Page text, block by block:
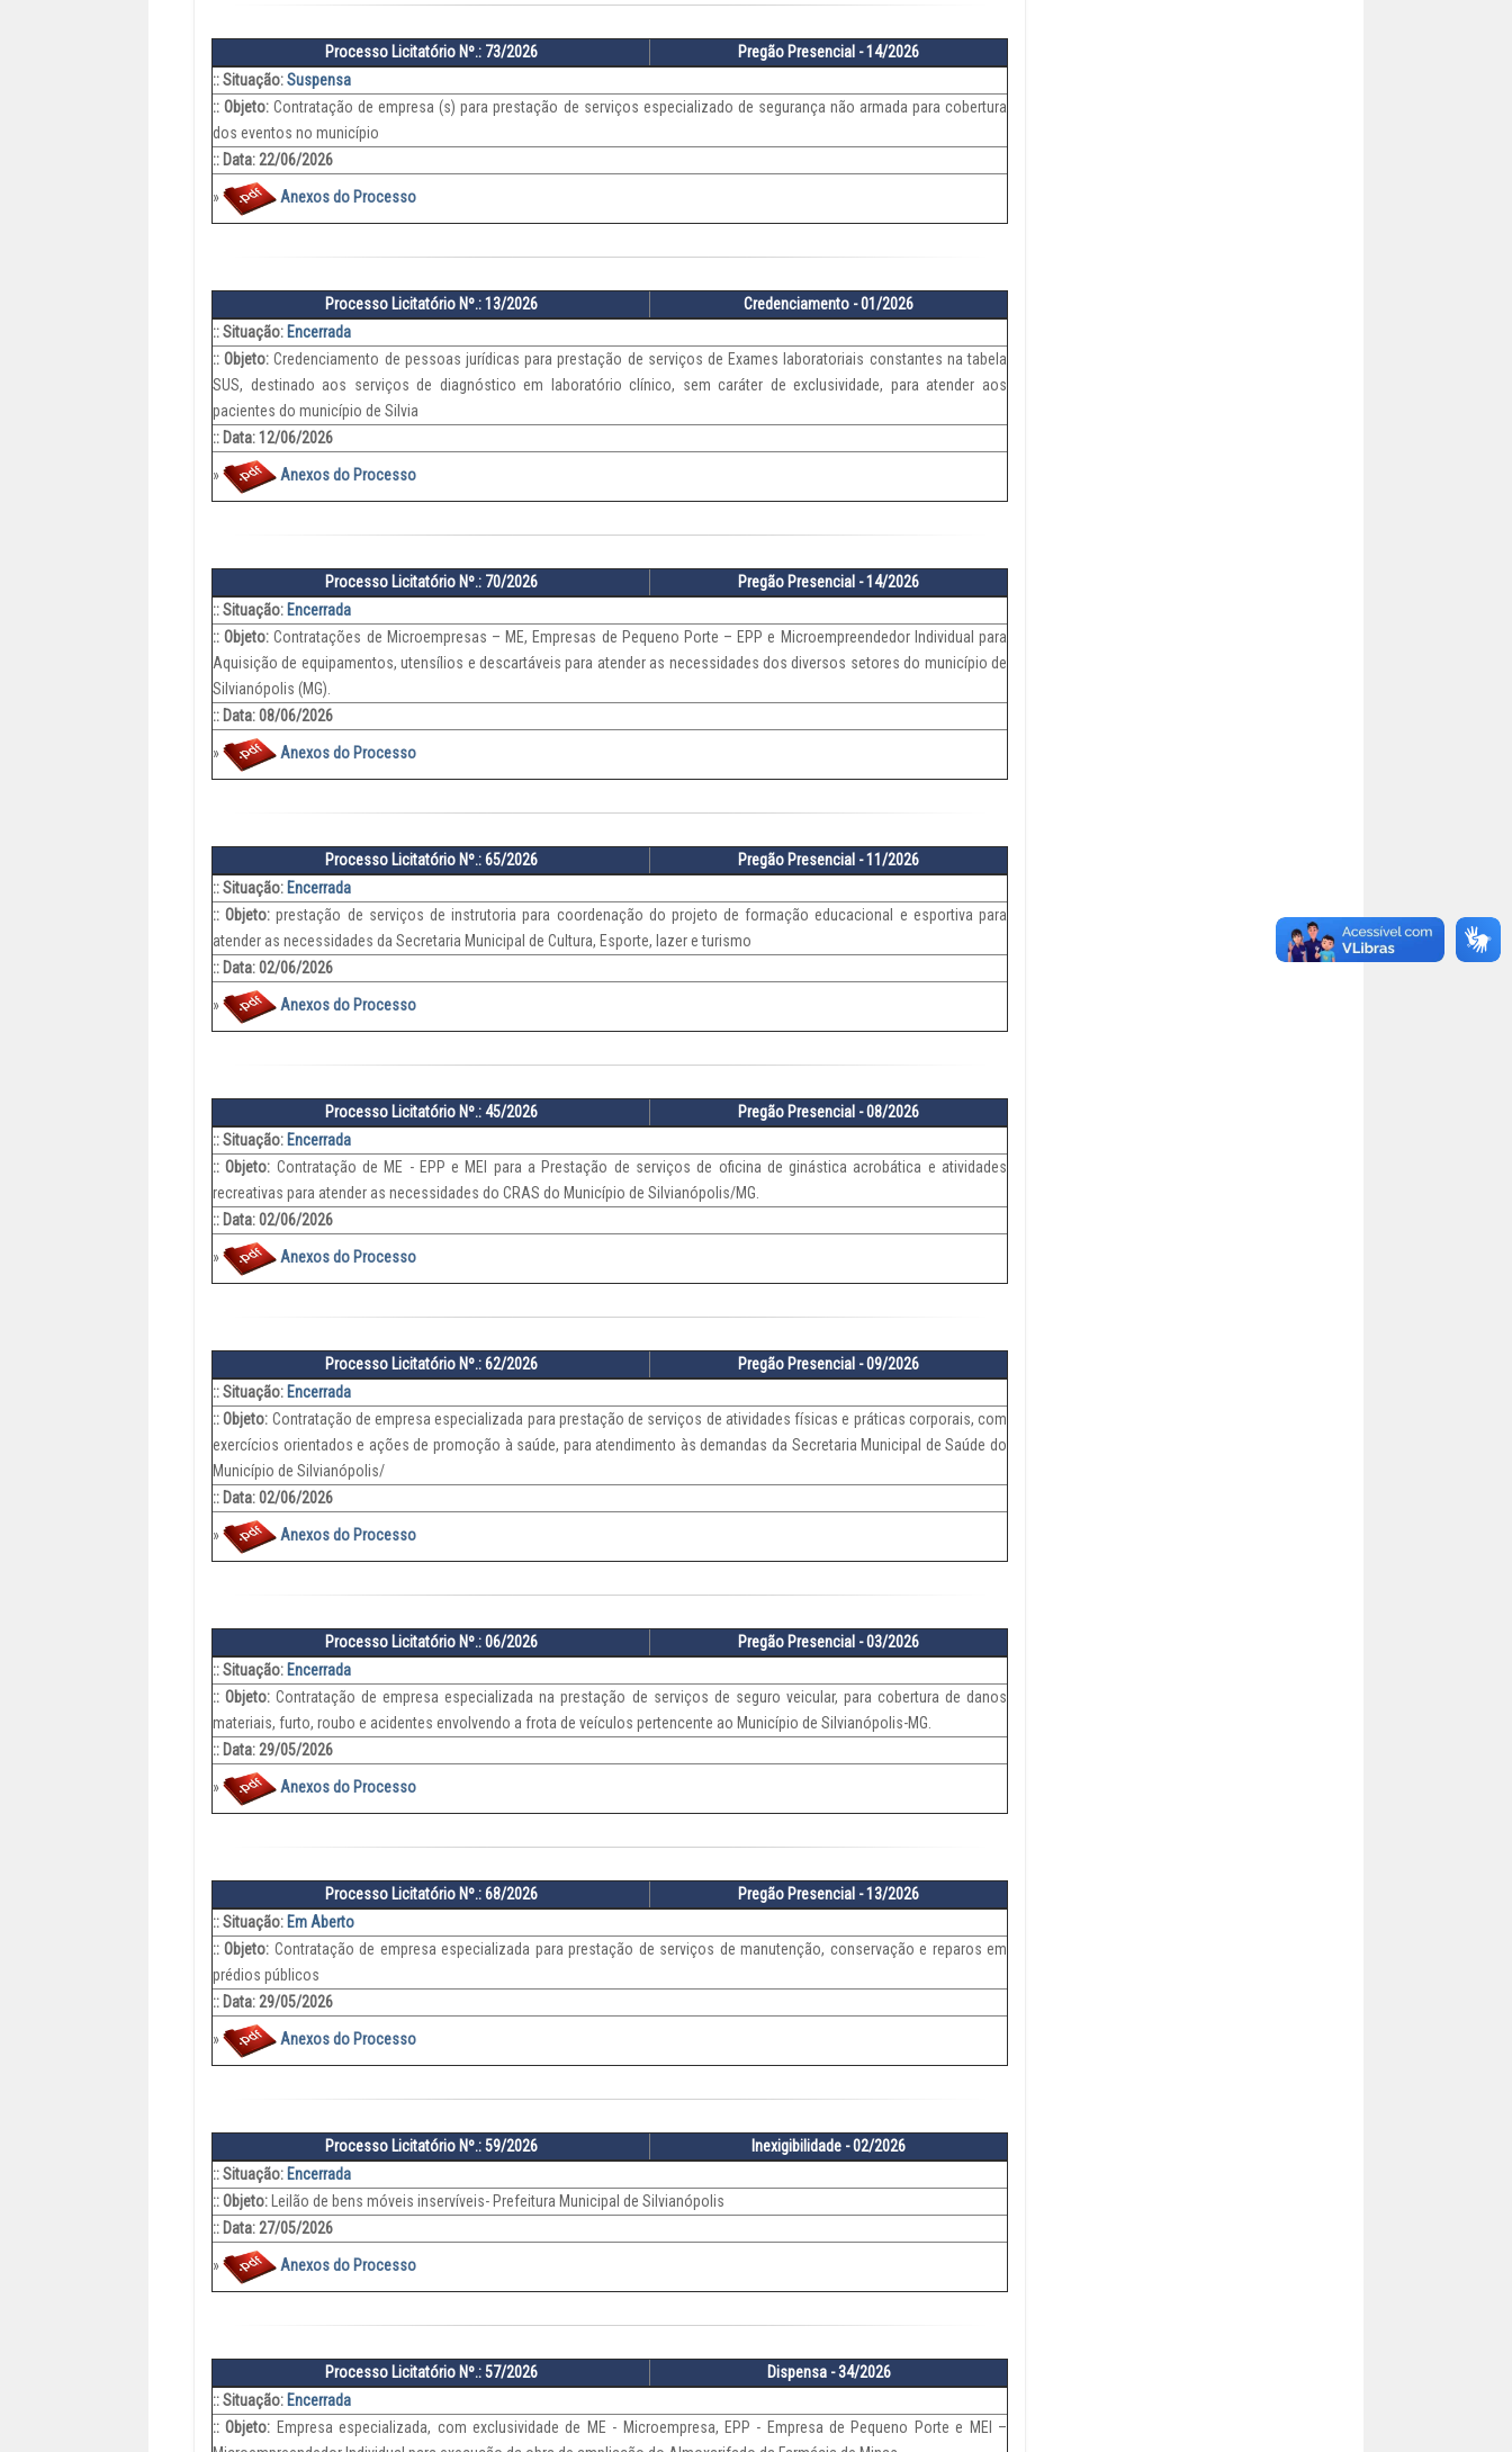
Processo Licitatório Nº.: 73/2026
Pregão Presencial - 14/2026
:: Situação:Suspensa
:: Objeto:Contratação de empresa (s) para prestação de serviços especializado de segurança não armada para cobertura
dos eventos no município
:: Data: 22/06/2026
» Anexos do Processo
Processo Licitatório Nº.: 13/2026
Credenciamento - 01/2026
:: Situação: Encerrada
:: Objeto:Credenciamento de pessoas jurídicas para prestação de serviços de Exames laboratoriais constantes na tabela
SUS, destinado aos serviços de diagnóstico em laboratório clínico, sem caráter de exclusividade, para atender aos
pacientes do município de Silvia
:: Data: 12/06/2026
» Anexos do Processo
Processo Licitatório Nº.: 70/2026
Pregão Presencial - 14/2026
:: Situação: Encerrada
:: Objeto:Contratações de Microempresas – ME, Empresas de Pequeno Porte – EPP e Microempreendedor Individual para
Aquisição de equipamentos, utensílios e descartáveis para atender as necessidades dos diversos setores do município de
Silvianópolis (MG).
:: Data: 08/06/2026
» Anexos do Processo
Processo Licitatório Nº.: 65/2026
Pregão Presencial - 11/2026
:: Situação: Encerrada
:: Objeto:prestação de serviços de instrutoria para coordenação do projeto de formação educacional e esportiva para
atender as necessidades da Secretaria Municipal de Cultura, Esporte, lazer e turismo
:: Data: 02/06/2026
» Anexos do Processo
Processo Licitatório Nº.: 45/2026
Pregão Presencial - 08/2026
:: Situação: Encerrada
:: Objeto: Contratação de ME - EPP e MEI para a Prestação de serviços de oficina de ginástica acrobática e atividades
recreativas para atender as necessidades do CRAS do Município de Silvianópolis/MG.
:: Data: 02/06/2026
» Anexos do Processo
Processo Licitatório Nº.: 62/2026
Pregão Presencial - 09/2026
:: Situação: Encerrada
:: Objeto: Contratação de empresa especializada para prestação de serviços de atividades físicas e práticas corporais, com
exercícios orientados e ações de promoção à saúde, para atendimento às demandas da Secretaria Municipal de Saúde do
Município de Silvianópolis/
:: Data: 02/06/2026
» Anexos do Processo
Processo Licitatório Nº.: 06/2026
Pregão Presencial - 03/2026
:: Situação: Encerrada
:: Objeto:Contratação de empresa especializada na prestação de serviços de seguro veicular, para cobertura de danos
materiais, furto, roubo e acidentes envolvendo a frota de veículos pertencente ao Município de Silvianópolis-MG.
:: Data: 29/05/2026
» Anexos do Processo
Processo Licitatório Nº.: 68/2026
Pregão Presencial - 13/2026
:: Situação: Em Aberto
:: Objeto: Contratação de empresa especializada para prestação de serviços de manutenção, conservação e reparos em
prédios públicos
:: Data: 29/05/2026
» Anexos do Processo
Processo Licitatório Nº.: 59/2026
Inexigibilidade - 02/2026
:: Situação: Encerrada
:: Objeto: Leilão de bens móveis inservíveis- Prefeitura Municipal de Silvianópolis
:: Data: 27/05/2026
» Anexos do Processo
Processo Licitatório Nº.: 57/2026
Dispensa - 34/2026
:: Situação: Encerrada
:: Objeto: Empresa especializada, com exclusividade de ME - Microempresa, EPP - Empresa de Pequeno Porte e MEI –